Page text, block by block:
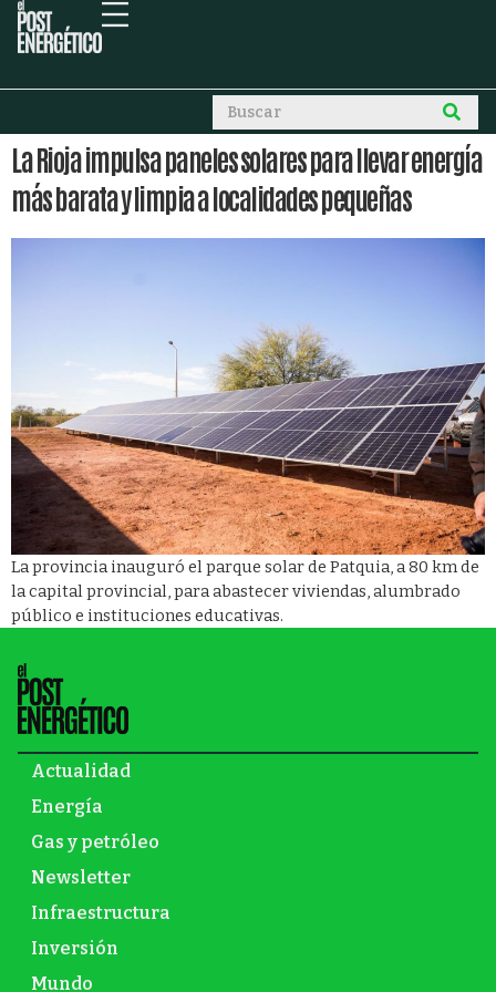
La Rioja impulsa paneles solares para llevar energía
más barata y limpia a localidades pequeñas
La provincia inauguró el parque solar de Patquia, a 80 km de
la capital provincial, para abastecer viviendas, alumbrado
público e instituciones educativas.
Actualidad
Energía
Gas y petróleo
Newsletter
Infraestructura
Inversión
Mundo